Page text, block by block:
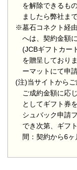
を解除できるも
ましたら弊社ま
※墓石コネクト経
へは、契約金額
(JCBギフトカー
を贈呈しており
ーマットにて申
(注)当サイトから
ご成約金額に応
としてギフト券
シュバック申請
でき次第、ギフ
間：契約から6ヶ